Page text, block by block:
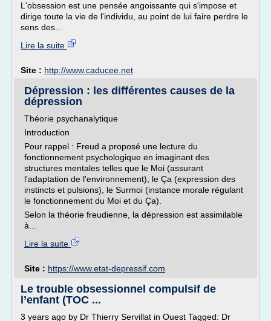
L'obsession est une pensée angoissante qui s'impose et
dirige toute la vie de l'individu, au point de lui faire perdre le
sens des...
Lire la suite
Site : http://www.caducee.net
Dépression : les différentes causes de la
dépression
Théorie psychanalytique
Introduction
Pour rappel : Freud a proposé une lecture du
fonctionnement psychologique en imaginant des
structures mentales telles que le Moi (assurant
l'adaptation de l'environnement), le Ça (expression des
instincts et pulsions), le Surmoi (instance morale régulant
le fonctionnement du Moi et du Ça).
Selon la théorie freudienne, la dépression est assimilable
à...
Lire la suite
Site : https://www.etat-depressif.com
Le trouble obsessionnel compulsif de
l’enfant (TOC ...
3 years ago by Dr Thierry Servillat in Ouest Tagged: Dr